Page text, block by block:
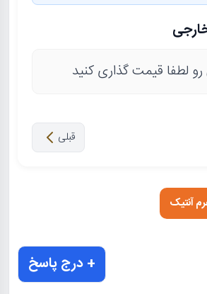
لطفا قیمت گذاری کنید
قبلی
آنتیک
+ درج پاسخ